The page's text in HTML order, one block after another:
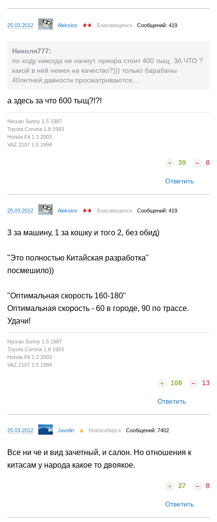
25.03.2012 Aleksios Благовещенск Сообщений: 419
Николя777:
по ходу никогда не начнут. приора стоит 400 тыщ, ЗА ЧТО ?
какой в ней немек на качество?))) только барабаны
40летней давности просматриваются....
а здесь за что 600 тыщ?!?!
Nissan Sunny 1.5 1987
Toyota Corona 1.8 1993
Honda Fit 1.3 2003
VAZ 2107 1.5 1994
39 8
Ответить
25.03.2012 Aleksios Благовещенск Сообщений: 419
3 за машину, 1 за кошку и того 2, без обид)
"Это полностью Китайская разработка"
посмешило))
"Оптимальная скорость 160-180"
Оптимальная скорость - 60 в городе, 90 по трассе.
Удачи!
Nissan Sunny 1.5 1987
Toyota Corona 1.8 1993
Honda Fit 1.3 2003
VAZ 2107 1.5 1994
108 13
Ответить
25.03.2012 Javelin Новосибирск Сообщений: 7402
Все ни че и вид зачетный, и салон. Но отношения к
китасам у народа какое то двоякое.
27 8
Ответить